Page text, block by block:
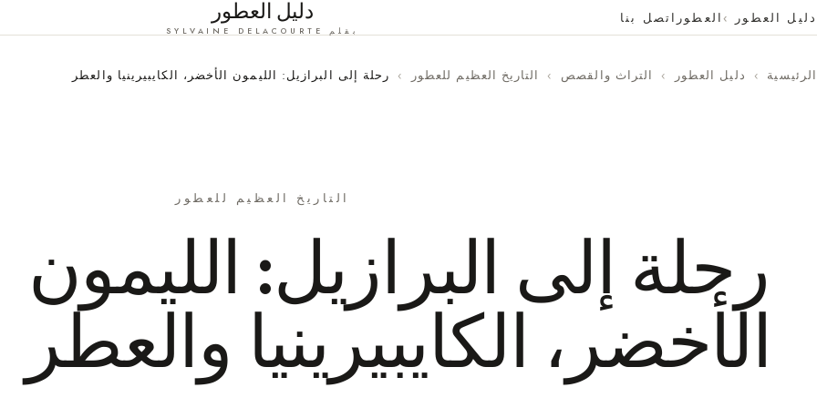
دليل العطور العطور اتصل بنا دليل العطور
بقلم SYLVAINE DELACOURTE
الرئيسية › دليل العطور › التراث والقصص › التاريخ العظيم للعطور › رحلة إلى البرازيل: الليمون الأخضر، الكايبيرينيا والعطر
التاريخ العظيم للعطور
رحلة إلى البرازيل: الليمون
الأخضر، الكايبيرينيا والعطر